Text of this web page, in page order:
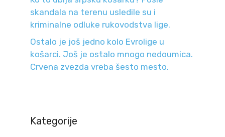
skandala na terenu usledile su i
kriminalne odluke rukovodstva lige.
Ostalo je još jedno kolo Evrolige u
košarci. Još je ostalo mnogo nedoumica.
Crvena zvezda vreba šesto mesto.
Kategorije